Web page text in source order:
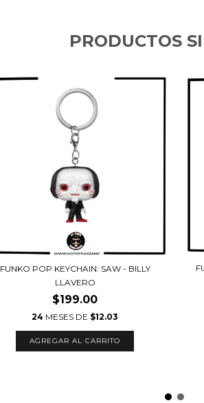
PRODUCTOS
FUNKO POP KEYCHAIN: SAW - BILLY
LLAVERO
$199.00
24 MESES DE $12.03